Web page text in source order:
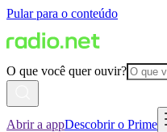
Pular para o conteúdo
O que você quer ouvir?
Abrir a appDescobrir o Prime